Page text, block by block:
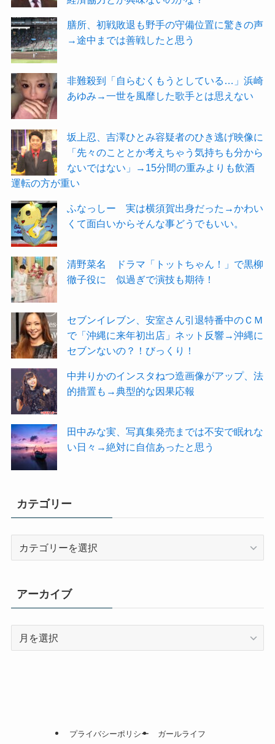
膳所、初戦敗退も野手の守備位置に驚きの声
→途中までは善戦したと思う
非難殺到「自らむくもうとしている…」浜崎
あゆみ→一世を風靡した歌手とは思えない
坂上忍、吉澤ひとみ容疑者のひき逃げ映像に
「先々のこととか考えちゃう気持ちも分から
ないではない」→15分間の重みよりも飲酒
運転の方が重い
ふなっしー 実は横須賀出身だった→かわい
くて面白いからそんな事どうでもいい。
清野菜名 ドラマ「トットちゃん！」で黒柳
徹子役に 似過ぎで演技も期待！
セブンイレブン、安室さん引退特番中のＣＭ
で「沖縄に来年初出店」ネット反響→沖縄に
セブンないの？！びっくり！
中井りかのインスタねつ造画像がアップ、法
的措置も→典型的な因果応報
田中みな実、写真集発売までは不安で眠れな
い日々→絶対に自信あったと思う
カテゴリー
リ
ー
アーカイブ
プライバシーポリシー ガールライフ